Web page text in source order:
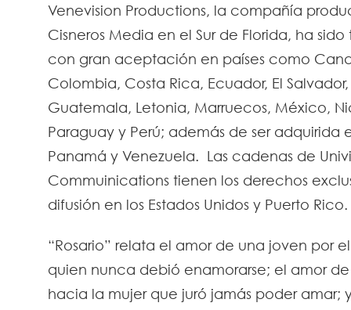
Venevision Productions, la compañía
Cisneros Media en el Sur de Florida, ha sido
con gran aceptación en países como
Colombia, Costa Rica, Ecuador, El Salvador,
Guatemala, Letonia, Marruecos, México,
Paraguay y Perú; además de ser adquirida
Panamá y Venezuela. Las cadenas de
Commuinications tienen los derechos
difusión en los Estados Unidos y Puerto Rico.
“Rosario” relata el amor de una joven por
quien nunca debió enamorarse; el amor
hacia la mujer que juró jamás poder amar;